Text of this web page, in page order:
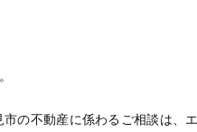
の不動産に係わるご相談は、